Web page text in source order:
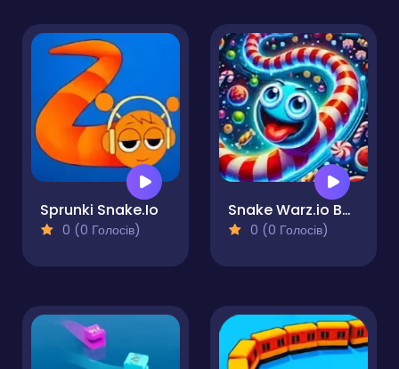
Sprunki Snake.Io
0 (0 Голосів)
Snake Warz.io Battle Royale Slither Game
0 (0 Голосів)